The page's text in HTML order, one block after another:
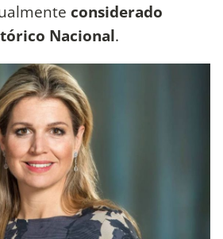
considerado
Nacional.